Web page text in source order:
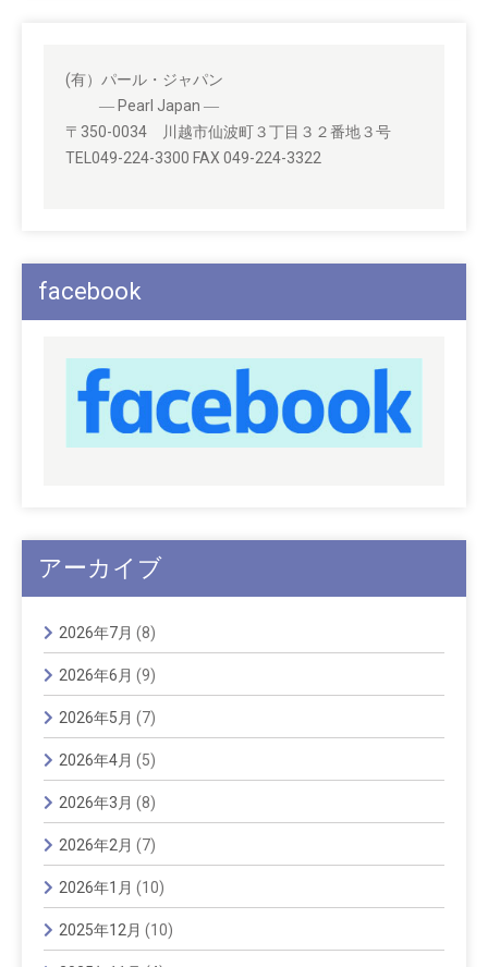
(有）パール・ジャパン
― Pearl Japan ―
〒350-0034 川越市仙波町３丁目３２番地３号
TEL049-224-3300 FAX 049-224-3322
facebook
アーカイブ
2026年7月 (8)
2026年6月 (9)
2026年5月 (7)
2026年4月 (5)
2026年3月 (8)
2026年2月 (7)
2026年1月 (10)
2025年12月 (10)